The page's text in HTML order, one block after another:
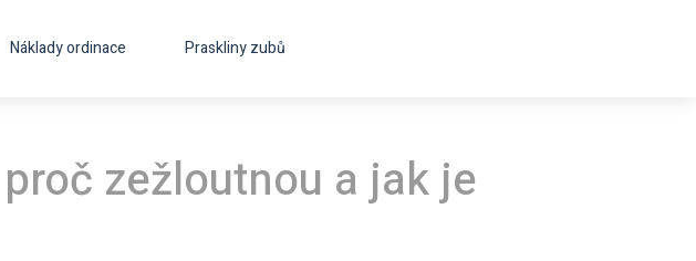
Náklady ordinace Praskliny zubů
zežloutnou a jak je